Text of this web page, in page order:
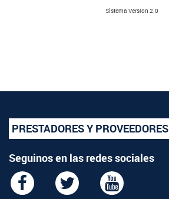
Sistema Versíon 2.0
PRESTADORES Y PROVEEDORES
Seguinos en las redes sociales